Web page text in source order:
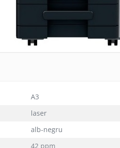
A3
laser
alb-negru
42 ppm